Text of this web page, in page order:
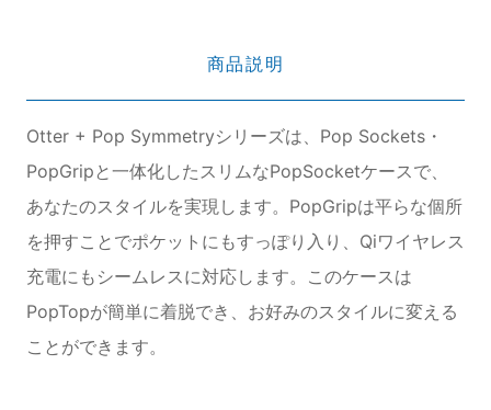
商品説明
Otter + Pop Symmetryシリーズは、Pop Sockets・
PopGripと一体化したスリムなPopSocketケースで、
あなたのスタイルを実現します。PopGripは平らな個所
を押すことでポケットにもすっぽり入り、Qiワイヤレス
充電にもシームレスに対応します。このケースは
PopTopが簡単に着脱でき、お好みのスタイルに変える
ことができます。